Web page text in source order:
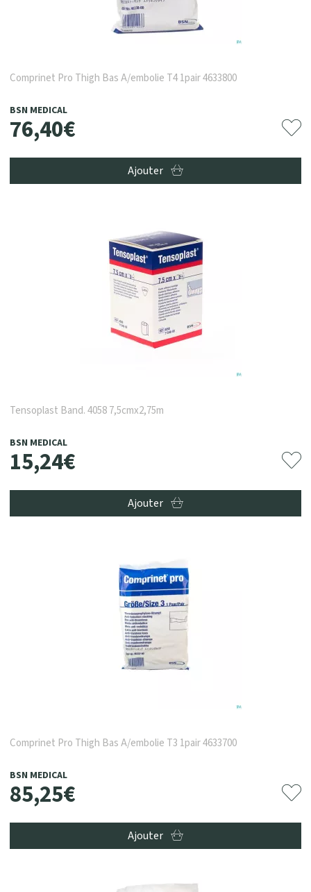
Comprinet Pro Thigh Bas A/embolie T4 1pair 4633800
BSN MEDICAL
76,40€
Ajouter
Tensoplast Band. 4058 7,5cmx2,75m
BSN MEDICAL
15,24€
Ajouter
Comprinet Pro Thigh Bas A/embolie T3 1pair 4633700
BSN MEDICAL
85,25€
Ajouter